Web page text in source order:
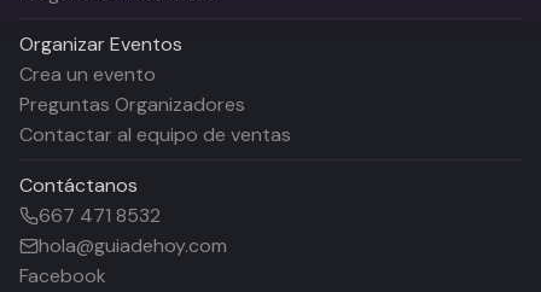
Organizar Eventos
Crea un evento
Preguntas Organizadores
Contactar al equipo de ventas
Contáctanos
667 471 8532
hola@guiadehoy.com
Facebook